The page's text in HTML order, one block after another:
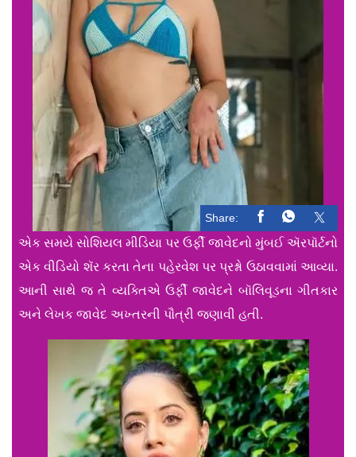
Share:
એક સમયે સોશિયલ મીડિયા પર ઉર્ફી જાવેદનો મુંબઈ ઍરપૉર્ટનો
એક વીડિયો શૅર કરતા તેના પહેરવેશ પર પ્રશ્નો ઉઠાવવામાં આવ્યા.
આની સાથે જ તે વ્યક્તિએ ઉર્ફી જાવેદને બૉલિવૂડના ગીતકાર
અને લેખક જાવેદ અખ્તરની પૌત્રી જણાવી હતી.